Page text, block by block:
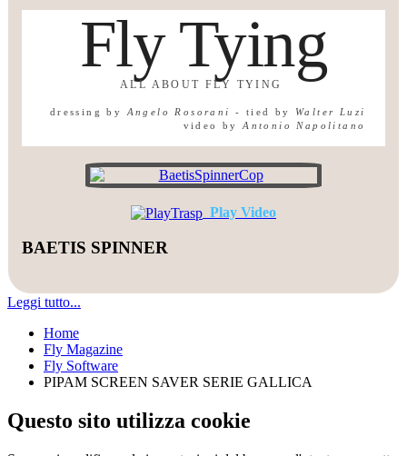
Fly Tying
ALL ABOUT FLY TYING
dressing by Angelo Rosorani - tied by Walter Luzi
video byAntonio Napolitano
Play Video
BAETIS SPINNER
Leggi tutto...
Home
Fly Magazine
Fly Software
PIPAM SCREEN SAVER SERIE GALLICA
Questo sito utilizza cookie